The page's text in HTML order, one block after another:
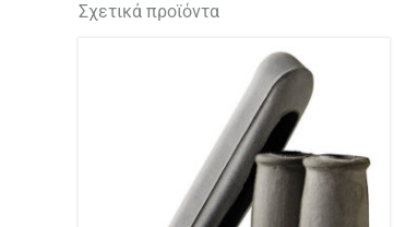
Σχετικά προϊόντα